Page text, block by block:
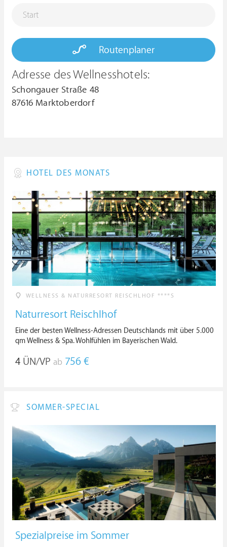
Routenplaner
Adresse des Wellnesshotels:
Schongauer Straße 48
87616 Marktoberdorf
HOTEL DES MONATS
WELLNESS & NATURRESORT REISCHLHOF ****S
Naturresort Reischlhof
Eine der besten Wellness-Adressen Deutschlands mit über 5.000
qm Wellness & Spa. Wohlfühlen im Bayerischen Wald.
4 ÜN/VP ab 756 €
SOMMER-SPECIAL
Spezialpreise im Sommer